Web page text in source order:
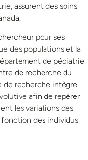
assurent des soins
pour ses
des populations et la
de pédiatrie
de recherche du
de recherche intègre
afin de repérer
les variations des
fonction des individus